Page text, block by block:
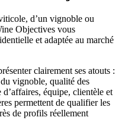
d’un vignoble ou
Objectives vous
et adaptée au marché
clairement ses atouts :
vignoble, qualité des
équipe, clientèle et
permettent de qualifier les
de profils réellement